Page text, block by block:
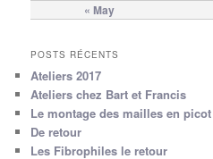
« May
POSTS RÉCENTS
Ateliers 2017
Ateliers chez Bart et Francis
Le montage des mailles en picot
De retour
Les Fibrophiles le retour